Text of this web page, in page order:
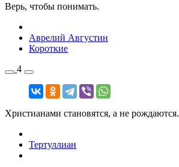
Верь, чтобы понимать.
Аврелий Августин
Короткие
4
Христианами становятся, а не рождаются.
Тертуллиан